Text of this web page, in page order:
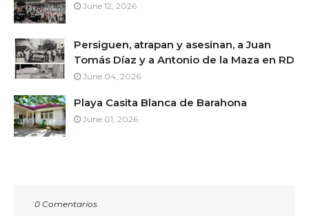
June 12, 2026
Persiguen, atrapan y asesinan, a Juan
Tomás Díaz y a Antonio de la Maza en RD
June 04, 2026
Playa Casita Blanca de Barahona
June 01, 2026
0 Comentarios